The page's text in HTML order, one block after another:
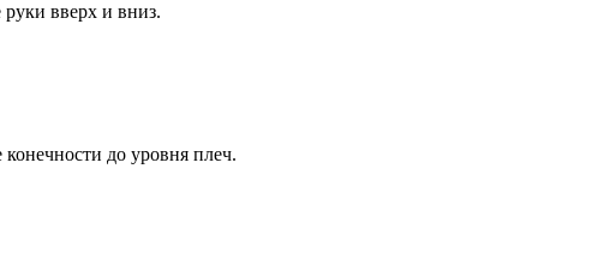
вверх и вниз.
до уровня плеч.